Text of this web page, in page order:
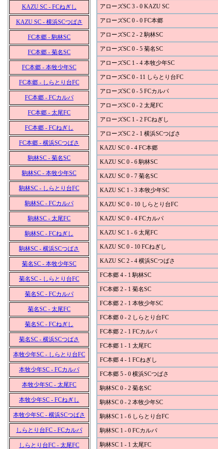
KAZU SC - FCねぎし
KAZU SC - 横浜SCつばさ
FC本郷 - 駒林SC
FC本郷 - 菊名SC
FC本郷 - 本牧少年SC
FC本郷 - しらとり台FC
FC本郷 - FCカルパ
FC本郷 - 太尾FC
FC本郷 - FCねぎし
FC本郷 - 横浜SCつばさ
駒林SC - 菊名SC
駒林SC - 本牧少年SC
駒林SC - しらとり台FC
駒林SC - FCカルパ
駒林SC - 太尾FC
駒林SC - FCねぎし
駒林SC - 横浜SCつばさ
菊名SC - 本牧少年SC
菊名SC - しらとり台FC
菊名SC - FCカルパ
菊名SC - 太尾FC
菊名SC - FCねぎし
菊名SC - 横浜SCつばさ
本牧少年SC - しらとり台FC
本牧少年SC - FCカルパ
本牧少年SC - 太尾FC
本牧少年SC - FCねぎし
本牧少年SC - 横浜SCつばさ
しらとり台FC - FCカルパ
しらとり台FC - 太尾FC
アローズSC 3 - 0 KAZU SC
アローズSC 0 - 0 FC本郷
アローズSC 2 - 2 駒林SC
アローズSC 0 - 5 菊名SC
アローズSC 1 - 4 本牧少年SC
アローズSC 0 - 11 しらとり台FC
アローズSC 0 - 5 FCカルパ
アローズSC 0 - 2 太尾FC
アローズSC 1 - 2 FCねぎし
アローズSC 2 - 1 横浜SCつばさ
KAZU SC 0 - 4 FC本郷
KAZU SC 0 - 6 駒林SC
KAZU SC 0 - 7 菊名SC
KAZU SC 1 - 3 本牧少年SC
KAZU SC 0 - 10 しらとり台FC
KAZU SC 0 - 4 FCカルパ
KAZU SC 1 - 6 太尾FC
KAZU SC 0 - 10 FCねぎし
KAZU SC 2 - 4 横浜SCつばさ
FC本郷 4 - 1 駒林SC
FC本郷 2 - 1 菊名SC
FC本郷 2 - 1 本牧少年SC
FC本郷 0 - 2 しらとり台FC
FC本郷 2 - 1 FCカルパ
FC本郷 1 - 1 太尾FC
FC本郷 4 - 1 FCねぎし
FC本郷 5 - 0 横浜SCつばさ
駒林SC 0 - 2 菊名SC
駒林SC 0 - 2 本牧少年SC
駒林SC 1 - 6 しらとり台FC
駒林SC 1 - 0 FCカルパ
駒林SC 1 - 1 太尾FC